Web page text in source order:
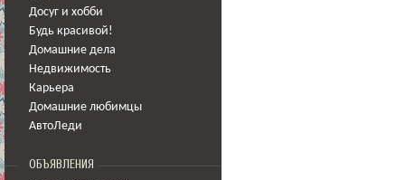
Досуг и хобби
Будь красивой!
Домашние дела
Недвижимость
Карьера
Домашние любимцы
АвтоЛеди
ОБЪЯВЛЕНИЯ